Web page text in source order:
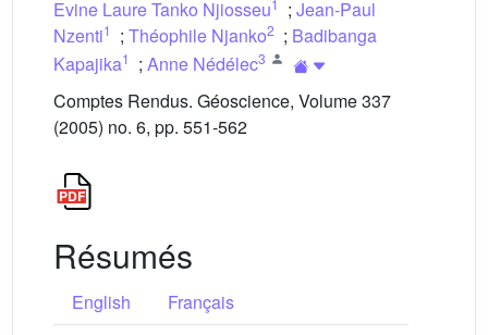
Evine Laure Tanko Njiosseu1 ; Jean-Paul
Nzenti1 ; Théophile Njanko2 ; Badibanga
Kapajika1 ; Anne Nédélec3
Comptes Rendus. Géoscience, Volume 337
(2005) no. 6, pp. 551-562
Résumés
English
Français